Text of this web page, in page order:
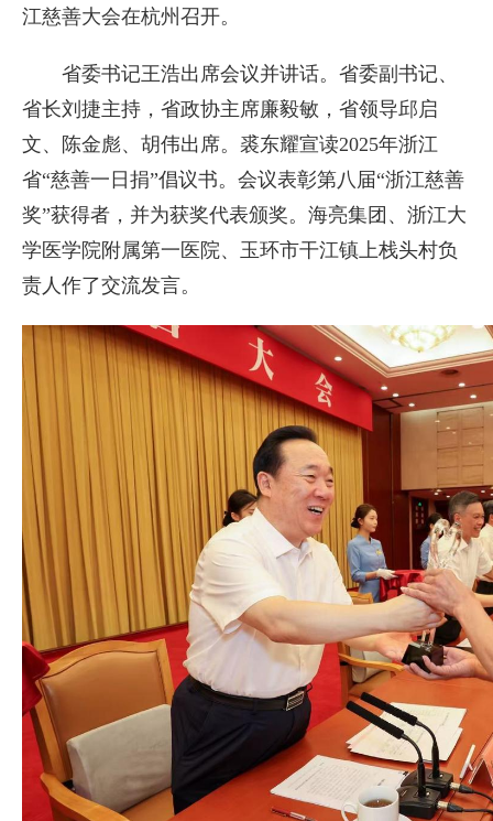
江慈善大会在杭州召开。
省委书记王浩出席会议并讲话。省委副书记、
省长刘捷主持，省政协主席廉毅敏，省领导邱启
文、陈金彪、胡伟出席。裘东耀宣读2025年浙江
省“慈善一日捐”倡议书。会议表彰第八届“浙江慈善
奖”获得者，并为获奖代表颁奖。海亮集团、浙江大
学医学院附属第一医院、玉环市干江镇上栈头村负
责人作了交流发言。